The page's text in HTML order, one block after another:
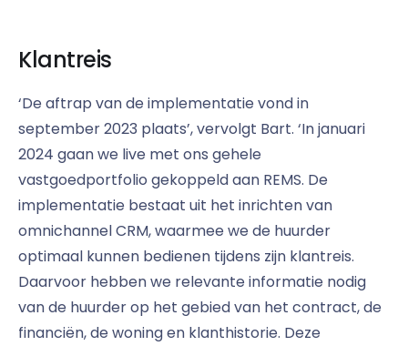
Klantreis
‘De aftrap van de implementatie vond in
september 2023 plaats’, vervolgt Bart. ‘In januari
2024 gaan we live met ons gehele
vastgoedportfolio gekoppeld aan REMS. De
implementatie bestaat uit het inrichten van
omnichannel CRM, waarmee we de huurder
optimaal kunnen bedienen tijdens zijn klantreis.
Daarvoor hebben we relevante informatie nodig
van de huurder op het gebied van het contract, de
financiën, de woning en klanthistorie. Deze